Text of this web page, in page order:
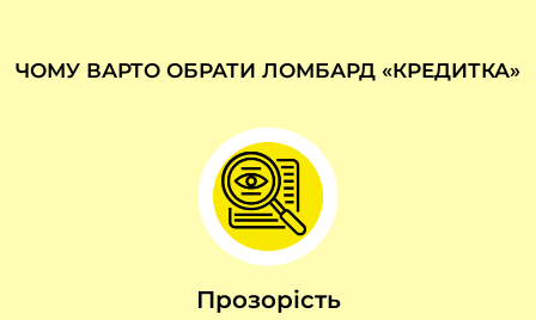
ЧОМУ ВАРТО ОБРАТИ ЛОМБАРД «КРЕДИТКА»
Прозорість